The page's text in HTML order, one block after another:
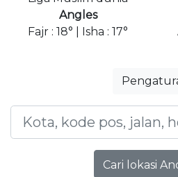
Angles
Fajr : 18° | Isha : 17°
Cari lokasi